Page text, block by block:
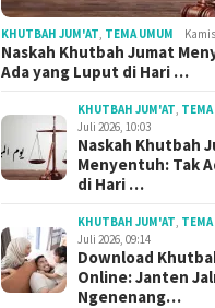
KHUTBAH JUM'AT, TEMA UMUM
Naskah Khutbah Jumat
Ada yang Luput di Hari …
KHUTBAH JUM'AT, TEMA
Juli 2026, 10:03
Naskah Khutbah
Menyentuh: Tak
di Hari …
KHUTBAH JUM'AT, TEMA
Juli 2026, 09:14
Download
Online: Janten
Ngenenang…